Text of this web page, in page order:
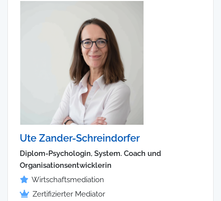
Ute Zander-Schreindorfer
Diplom-Psychologin, System. Coach und
Organisationsentwicklerin
Wirtschaftsmediation
Zertifizierter Mediator